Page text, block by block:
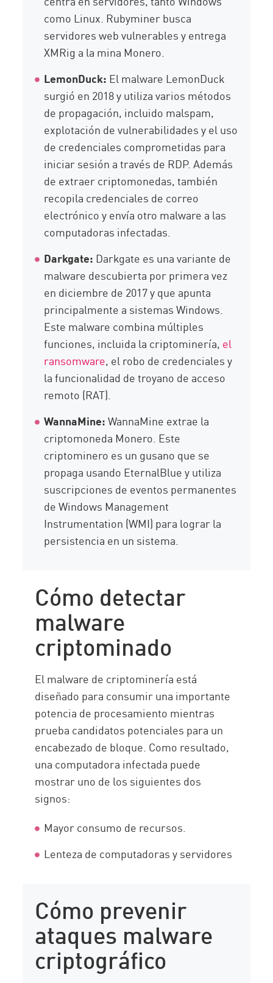
como Linux. Rubyminer busca
servidores web vulnerables y entrega
XMRig a la mina Monero.
LemonDuck: El malware LemonDuck
surgió en 2018 y utiliza varios métodos
de propagación, incluido malspam,
explotación de vulnerabilidades y el uso
de credenciales comprometidas para
iniciar sesión a través de RDP. Además
de extraer criptomonedas, también
recopila credenciales de correo
electrónico y envía otro malware a las
computadoras infectadas.
Darkgate: Darkgate es una variante de
malware descubierta por primera vez
en diciembre de 2017 y que apunta
principalmente a sistemas Windows.
Este malware combina múltiples
funciones, incluida la criptominería, el
ransomware, el robo de credenciales y
la funcionalidad de troyano de acceso
remoto (RAT).
WannaMine:WannaMine extrae la
criptomoneda Monero. Este
criptominero es un gusano que se
propaga usando EternalBlue y utiliza
suscripciones de eventos permanentes
de Windows Management
Instrumentation (WMI) para lograr la
persistencia en un sistema.
Cómo detectar
malware
criptominado
El malware de criptominería está
diseñado para consumir una importante
potencia de procesamiento mientras
prueba candidatos potenciales para un
encabezado de bloque. Como resultado,
una computadora infectada puede
mostrar uno de los siguientes dos
signos:
Mayor consumo de recursos.
Lenteza de computadoras y servidores
Cómo prevenir
ataques malware
criptográfico